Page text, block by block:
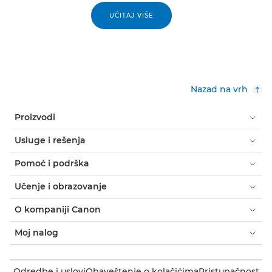
UČITAJ VIŠE
Nazad na vrh
Proizvodi
Usluge i rešenja
Pomoć i podrška
Učenje i obrazovanje
O kompaniji Canon
Moj nalog